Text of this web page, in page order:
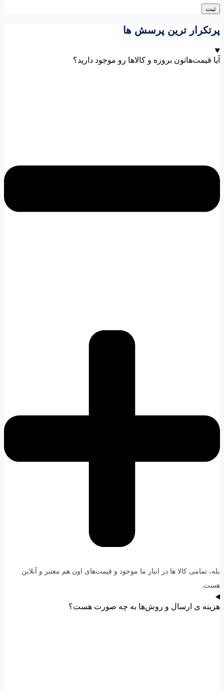
پرتکرار ترین پرسش ها
آیا قیمت‌هاتون بروزه و کالاها رو موجود دارید؟
بله، تمامی کالا ها در انبار ما موجود و قیمت‌های اون هم معتبر و آنلاین
هست.
هزینه ی ارسال و روش‌ها به چه صورت هست؟